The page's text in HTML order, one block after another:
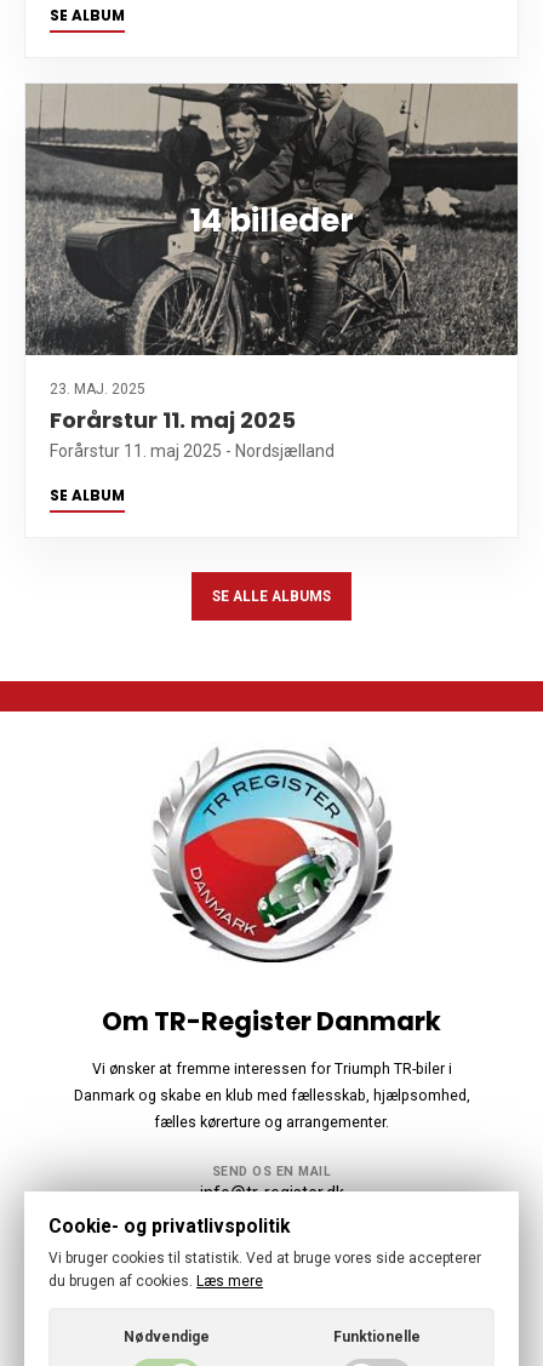
SE ALBUM
14 billeder
23. MAJ. 2025
Forårstur 11. maj 2025
Forårstur 11. maj 2025 - Nordsjælland
SE ALBUM
SE ALLE ALBUMS
Om TR-Register Danmark
Vi ønsker at fremme interessen for Triumph TR-biler i
Danmark og skabe en klub med fællesskab, hjælpsomhed,
fælles kørerture og arrangementer.
SEND OS EN MAIL
info@tr-register.dk
Følg os
Cookie- og privatlivspolitik
Vi bruger cookies til statistik. Ved at bruge vores side accepterer
du brugen af cookies. Læs mere
Nødvendige Funktionelle